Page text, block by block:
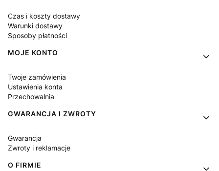
Czas i koszty dostawy
Warunki dostawy
Sposoby płatności
MOJE KONTO
Twoje zamówienia
Ustawienia konta
Przechowalnia
GWARANCJA I ZWROTY
Gwarancja
Zwroty i reklamacje
O FIRMIE